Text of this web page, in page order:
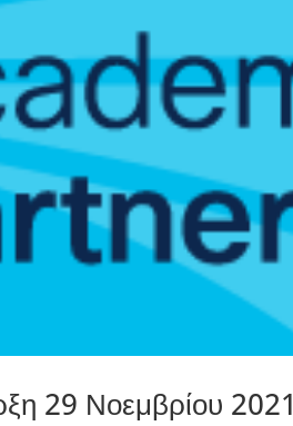
29 Νοεμβρίου 2021